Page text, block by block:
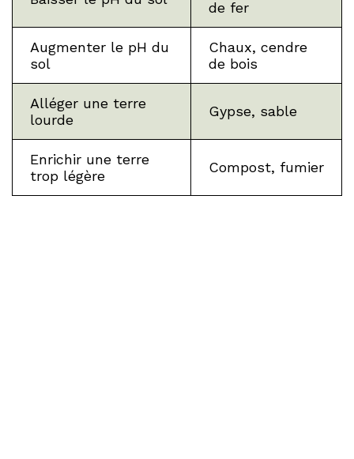
de fer
Augmenter le pH du
sol
Chaux, cendre
de bois
Alléger une terre
lourde
Gypse, sable
Enrichir une terre
trop légère
Compost, fumier